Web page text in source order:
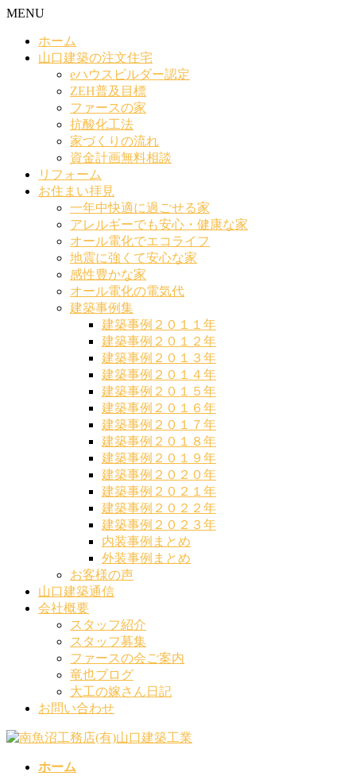
MENU
ホーム
山口建築の注文住宅
eハウスビルダー認定
ZEH普及目標
ファースの家
抗酸化工法
家づくりの流れ
資金計画無料相談
リフォーム
お住まい拝見
一年中快適に過ごせる家
アレルギーでも安心・健康な家
オール電化でエコライフ
地震に強くて安心な家
感性豊かな家
オール電化の電気代
建築事例集
建築事例２０１１年
建築事例２０１２年
建築事例２０１３年
建築事例２０１４年
建築事例２０１５年
建築事例２０１６年
建築事例２０１７年
建築事例２０１８年
建築事例２０１９年
建築事例２０２０年
建築事例２０２１年
建築事例２０２２年
建築事例２０２３年
内装事例まとめ
外装事例まとめ
お客様の声
山口建築通信
会社概要
スタッフ紹介
スタッフ募集
ファースの会ご案内
竜也ブログ
大工の嫁さん日記
お問い合わせ
ホーム